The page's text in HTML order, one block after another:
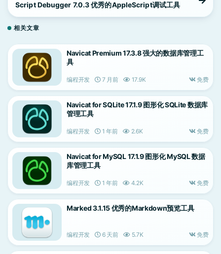
Script Debugger 7.0.3 优秀的AppleScript调试工具
相关文章
Navicat Premium 17.3.8 强大的数据库管理工
具
编程开发 7 月前 17.9K 免费
Navicat for SQLite 17.1.9 图形化 SQLite 数据库
管理工具
编程开发 1 年前 2.6K 免费
Navicat for MySQL 17.1.9 图形化 MySQL 数据
库管理工具
编程开发 1 年前 4.2K 免费
Marked 3.1.15 优秀的Markdown预览工具
编程开发 6 天前 5.7K 免费